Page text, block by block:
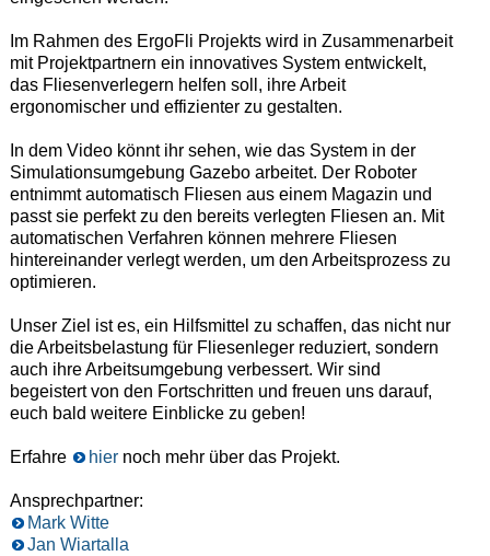
Im Rahmen des ErgoFli Projekts wird in Zusammenarbeit
mit Projektpartnern ein innovatives System entwickelt,
das Fliesenverlegern helfen soll, ihre Arbeit
ergonomischer und effizienter zu gestalten.
In dem Video könnt ihr sehen, wie das System in der
Simulationsumgebung Gazebo arbeitet. Der Roboter
entnimmt automatisch Fliesen aus einem Magazin und
passt sie perfekt zu den bereits verlegten Fliesen an. Mit
automatischen Verfahren können mehrere Fliesen
hintereinander verlegt werden, um den Arbeitsprozess zu
optimieren.
Unser Ziel ist es, ein Hilfsmittel zu schaffen, das nicht nur
die Arbeitsbelastung für Fliesenleger reduziert, sondern
auch ihre Arbeitsumgebung verbessert. Wir sind
begeistert von den Fortschritten und freuen uns darauf,
euch bald weitere Einblicke zu geben!
Erfahre hiernoch mehr über das Projekt.
Ansprechpartner:
Mark Witte
Jan Wiartalla